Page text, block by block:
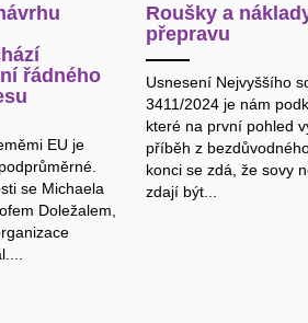
řádného
EU je
se Michaela
Doležalem,
Roušky a
přepravu
Usnesení Nejvyššího
3411/2024 je nám
které na první pohled
příběh z
konci se zdá, že sovy
zdají být...